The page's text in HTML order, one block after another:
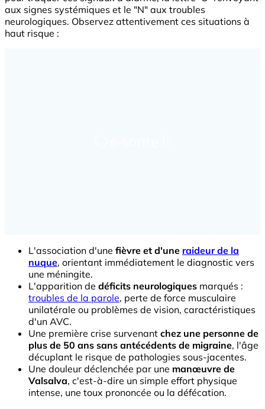
aux signes systémiques et le "N" aux troubles
neurologiques. Observez attentivement ces situations à
haut risque :
L'association d'une fièvre et d'une raideur de la
nuque, orientant immédiatement le diagnostic vers
une méningite.
L'apparition de déficits neurologiques marqués :
troubles de la parole, perte de force musculaire
unilatérale ou problèmes de vision, caractéristiques
d'un AVC.
Une première crise survenant chez une personne de
plus de 50 ans sans antécédents de migraine, l'âge
décuplant le risque de pathologies sous-jacentes.
Une douleur déclenchée par une manœuvre de
Valsalva, c'est-à-dire un simple effort physique
intense, une toux prononcée ou la défécation.